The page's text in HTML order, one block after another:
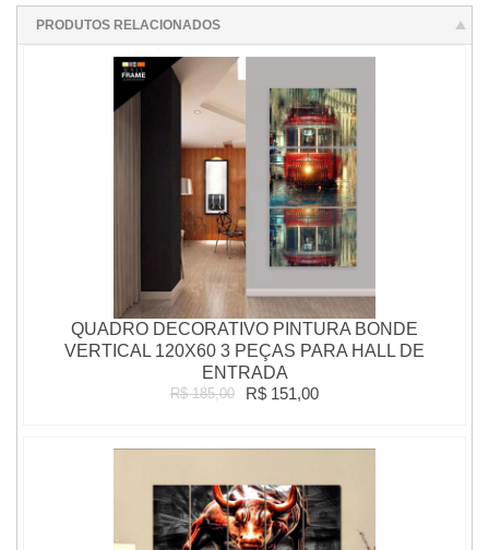
PRODUTOS RELACIONADOS
QUADRO DECORATIVO PINTURA BONDE
VERTICAL 120X60 3 PEÇAS PARA HALL DE
ENTRADA
R$ 185,00 R$ 151,00